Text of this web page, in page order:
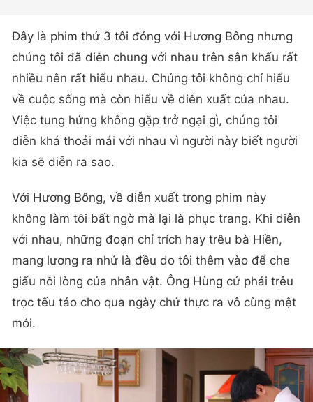
Đây là phim thứ 3 tôi đóng với Hương Bông nhưng
chúng tôi đã diễn chung với nhau trên sân khấu rất
nhiều nên rất hiểu nhau. Chúng tôi không chỉ hiểu
về cuộc sống mà còn hiểu về diễn xuất của nhau.
Việc tung hứng không gặp trở ngại gì, chúng tôi
diễn khá thoải mái với nhau vì người này biết người
kia sẽ diễn ra sao.
Với Hương Bông, về diễn xuất trong phim này
không làm tôi bất ngờ mà lại là phục trang. Khi diễn
với nhau, những đoạn chỉ trích hay trêu bà Hiền,
mang lương ra nhử là đều do tôi thêm vào để che
giấu nỗi lòng của nhân vật. Ông Hùng cứ phải trêu
trọc tếu táo cho qua ngày chứ thực ra vô cùng mệt
mỏi.